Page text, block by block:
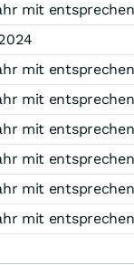
mit
mit
mit
mit
mit
mit
mit